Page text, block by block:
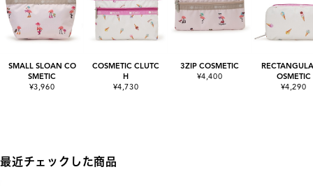
SMALL SLOAN CO
SMETIC
¥3,960
COSMETIC CLUTC
H
¥4,730
3ZIP COSMETIC
¥4,400
OSMETIC
¥4,290
最近チェックした商品